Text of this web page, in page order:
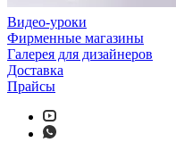
Видео-уроки
Фирменные магазины
Галерея для дизайнеров
Доставка
Прайсы